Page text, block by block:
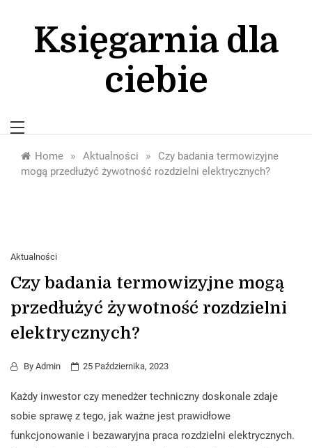
Księgarnia dla
ciebie
Home » Aktualności »
Czy badania termowizyjne
mogą przedłużyć żywotność rozdzielni elektrycznych?
Aktualności
Czy badania termowizyjne mogą
przedłużyć żywotność rozdzielni
elektrycznych?
By Admin 25 Października, 2023
Każdy inwestor czy menedżer techniczny doskonale zdaje
sobie sprawę z tego, jak ważne jest prawidłowe
funkcjonowanie i bezawaryjna praca rozdzielni elektrycznych.